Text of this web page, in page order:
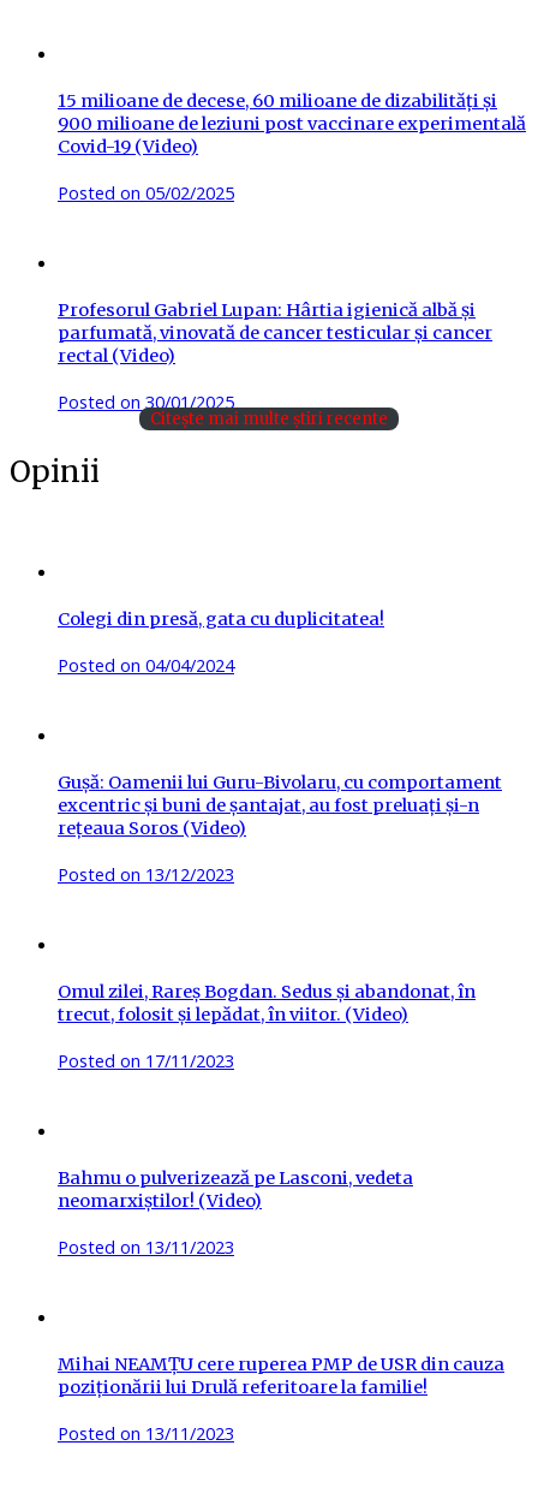
15 milioane de decese, 60 milioane de dizabilități și
900 milioane de leziuni post vaccinare experimentală
Covid-19 (Video)
Posted on 05/02/2025
Profesorul Gabriel Lupan: Hârtia igienică albă și
parfumată, vinovată de cancer testicular și cancer
rectal (Video)
Posted on30/01/2025
Citește mai multe știri recente
Opinii
Colegi din presă, gata cu duplicitatea!
Posted on 04/04/2024
Gușă: Oamenii lui Guru-Bivolaru, cu comportament
excentric și buni de șantajat, au fost preluați și-n
rețeaua Soros (Video)
Posted on 13/12/2023
Omul zilei, Rareș Bogdan. Sedus și abandonat, în
trecut, folosit și lepădat, în viitor. (Video)
Posted on 17/11/2023
Bahmu o pulverizează pe Lasconi, vedeta
neomarxiștilor! (Video)
Posted on 13/11/2023
Mihai NEAMȚU cere ruperea PMP de USR din cauza
poziționării lui Drulă referitoare la familie!
Posted on 13/11/2023